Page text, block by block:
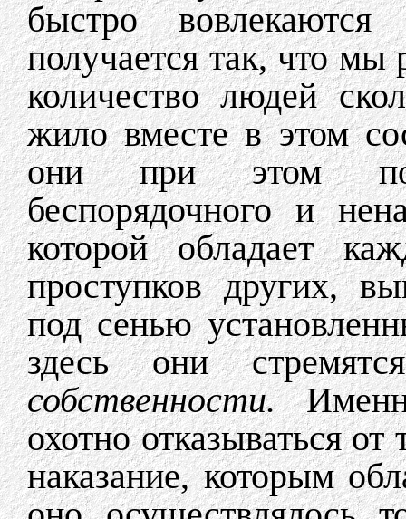
быстро
получается так, что мы
количество людей
жило вместе в этом
они при этом
беспорядочного и
которой обладает
проступков других,
под сенью
здесь они
собственности.
охотно отказываться
наказание, которым